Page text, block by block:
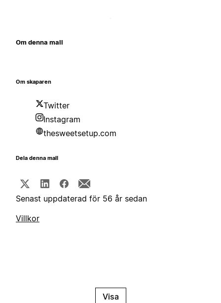
Om denna mall
Om skaparen
Twitter
Instagram
thesweetsetup.com
Dela denna mall
Senast uppdaterad för 56 år sedan
Villkor
Visa